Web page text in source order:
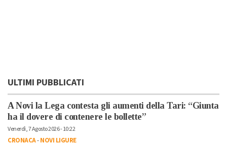
ULTIMI PUBBLICATI
A Novi la Lega contesta gli aumenti della Tari: “Giunta
ha il dovere di contenere le bollette”
Venerdì, 7 Agosto 2026 - 10:22
CRONACA-NOVI LIGURE